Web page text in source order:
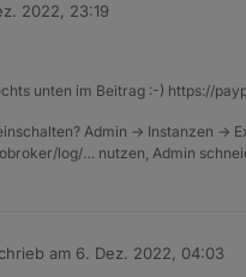
2022, 23:19
unten im Beitrag :-) https://
Admin -> Instanzen ->
log/… nutzen, Admin
am 6. Dez. 2022, 04:03
editiert von